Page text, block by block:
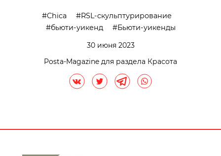
Chica
RSL-скульптурирование
бьюти-уикенд
Бьюти-уикенды
30 июня 2023
Posta-Magazine для раздела Красота